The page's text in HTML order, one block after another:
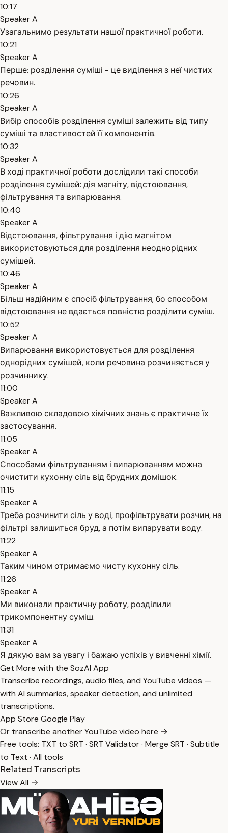
10:17
Speaker A
Узагальнимо результати нашої практичної роботи.
10:21
Speaker A
Перше: розділення суміші - це виділення з неї чистих
речовин.
10:26
Speaker A
Вибір способів розділення суміші залежить від типу
суміші та властивостей її компонентів.
10:32
Speaker A
В ході практичної роботи дослідили такі способи
розділення сумішей: дія магніту, відстоювання,
фільтрування та випарювання.
10:40
Speaker A
Відстоювання, фільтрування і дію магнітом
використовуються для розділення неоднорідних
сумішей.
10:46
Speaker A
Більш надійним є спосіб фільтрування, бо способом
відстоювання не вдається повністю розділити суміш.
10:52
Speaker A
Випарювання використовується для розділення
однорідних сумішей, коли речовина розчиняється у
розчиннику.
11:00
Speaker A
Важливою складовою хімічних знань є практичне їх
застосування.
11:05
Speaker A
Способами фільтруванням і випарюванням можна
очистити кухонну сіль від брудних домішок.
11:15
Speaker A
Треба розчинити сіль у воді, профільтрувати розчин, на
фільтрі залишиться бруд, а потім випарувати воду.
11:22
Speaker A
Таким чином отримаємо чисту кухонну сіль.
11:26
Speaker A
Ми виконали практичну роботу, розділили
трикомпонентну суміш.
11:31
Speaker A
Я дякую вам за увагу і бажаю успіхів у вивченні хімії.
Get More with the SozAI App
Transcribe recordings, audio files, and YouTube videos —
with AI summaries, speaker detection, and unlimited
transcriptions.
App Store Google Play
Or transcribe another YouTube video here →
Free tools: TXT to SRT · SRT Validator· Merge SRT · Subtitle
to Text · All tools
Related Transcripts
View All